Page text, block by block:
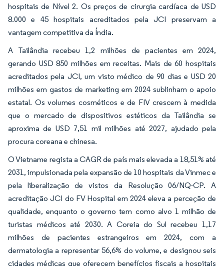
hospitais de Nível 2. Os preços de cirurgia cardíaca de USD
8.000 e 45 hospitais acreditados pela JCI preservam a
vantagem competitiva da Índia.
A Tailândia recebeu 1,2 milhões de pacientes em 2024,
gerando USD 850 milhões em receitas. Mais de 60 hospitais
acreditados pela JCI, um visto médico de 90 dias e USD 20
milhões em gastos de marketing em 2024 sublinham o apoio
estatal. Os volumes cosméticos e de FIV crescem à medida
que o mercado de dispositivos estéticos da Tailândia se
aproxima de USD 7,51 mil milhões até 2027, ajudado pela
procura coreana e chinesa.
O Vietname regista a CAGR de país mais elevada a 18,51% até
2031, impulsionada pela expansão de 10 hospitais da Vinmec e
pela liberalização de vistos da Resolução 06/NQ-CP. A
acreditação JCI do FV Hospital em 2024 eleva a perceção de
qualidade, enquanto o governo tem como alvo 1 milhão de
turistas médicos até 2030. A Coreia do Sul recebeu 1,17
milhões de pacientes estrangeiros em 2024, com a
dermatologia a representar 56,6% do volume, e designou seis
cidades médicas que oferecem benefícios fiscais a hospitais